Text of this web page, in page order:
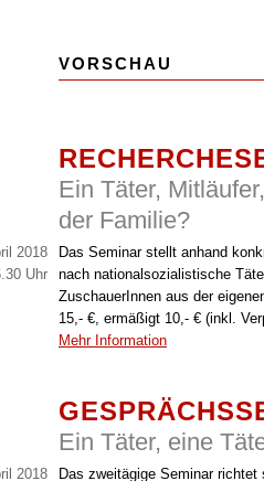
VORSCHAU
Ein Täter,
der Familie?
2018
Uhr
Das Seminar stellt anhand
nach nationalsozialistische
ZuschauerInnen aus der
15,- €, ermäßigt 10,- € (inkl.
Mehr Information
Ein Täter, eine
2018
Das zweitägige Seminar